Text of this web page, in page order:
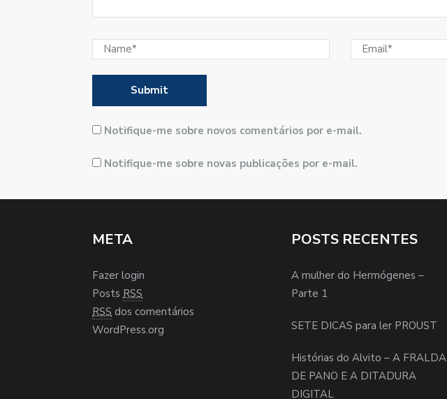
Notifique-me sobre novos comentários por e-mail.
Notifique-me sobre novas publicações por e-mail.
META
Fazer login
Posts RSS
RSS dos comentários
WordPress.org
POSTS RECENTES
A mulher do Hermógenes –
Parte 1
SETE DICAS para ler PROUST
Histórias do Alvito – A FRALDA
DE PANO E A DITADURA
DIGITAL